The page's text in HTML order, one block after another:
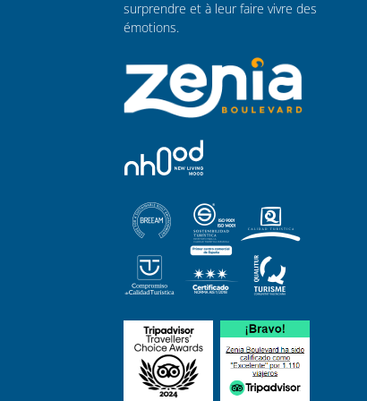
surprendre et à leur faire vivre des
émotions.